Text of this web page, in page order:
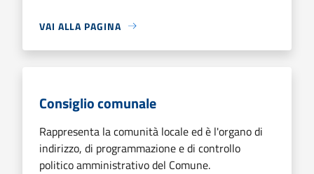
VAI ALLA PAGINA
Consiglio comunale
Rappresenta la comunità locale ed è l'organo di
indirizzo, di programmazione e di controllo
politico amministrativo del Comune.